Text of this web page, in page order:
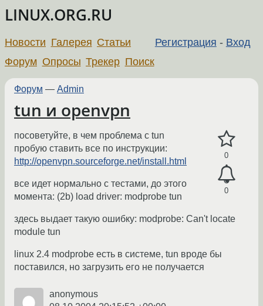
LINUX.ORG.RU
Регистрация - Вход
Новости Галерея Статьи
Форум Опросы Трекер Поиск
Форум — Admin
tun и openvpn
0
0
посоветуйте, в чем проблема c tun
пробую ставить все по инструкции:
http://openvpn.sourceforge.net/install.html
все идет нормально с тестами, до этого
момента: (2b) load driver: modprobe tun
здесь выдает такую ошибку: modprobe: Can't locate
module tun
linux 2.4 modprobe есть в системе, tun вроде бы
поставился, но загрузить его не получается
anonymous